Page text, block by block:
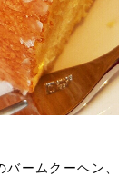
バームクーヘン、